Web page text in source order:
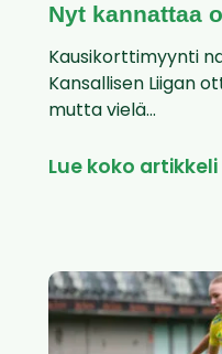
Nyt kannattaa
Kausikorttimyynti
Kansallisen Liigan
mutta vielä...
Lue koko artikkeli